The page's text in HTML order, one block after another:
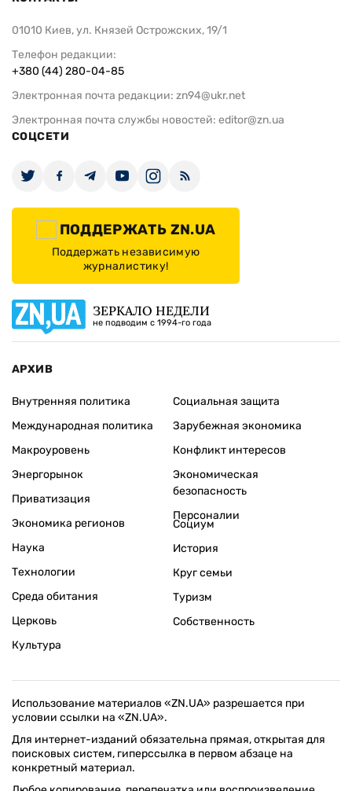
01010 Киев, ул. Князей Острожских, 19/1
Телефон редакции:
+380 (44) 280-04-85
Электронная почта редакции: zn94@ukr.net
Электронная почта службы новостей: editor@zn.ua
СОЦСЕТИ
ПОДДЕРЖАТЬ ZN.UA
Поддержать независимую
журналистику!
ЗЕРКАЛО НЕДЕЛИ
не подводим с 1994-го года
АРХИВ
Внутренняя политика
Международная политика
Макроуровень
Энергорынок
Приватизация
Экономика регионов
Социальная защита
Зарубежная экономика
Конфликт интересов
Экономическая
безопасность
Персоналии
Наука
Технологии
Среда обитания
Церковь
Культура
Социум
История
Круг семьи
Туризм
Собственность
Использование материалов «ZN.UA» разрешается при
условии ссылки на «ZN.UA».
Для интернет-изданий обязательна прямая, открытая для
поисковых систем, гиперссылка в первом абзаце на
конкретный материал.